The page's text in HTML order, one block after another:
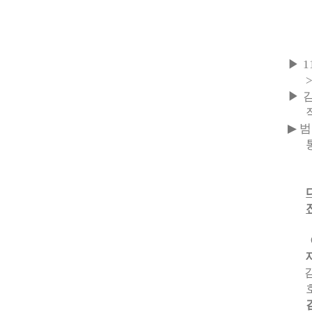
▶
▶
▶
이
김